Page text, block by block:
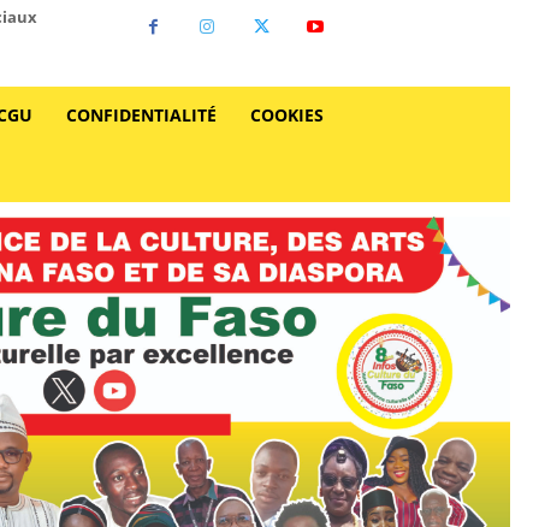
CONFIDENTIALITÉ COOKIES